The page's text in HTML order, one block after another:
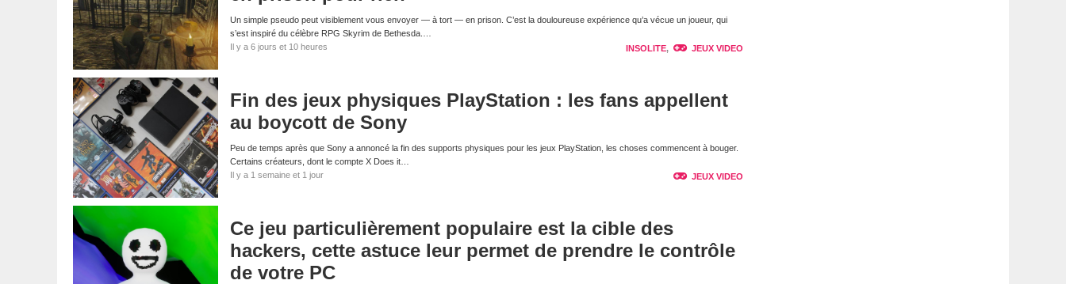
Un simple pseudo peut visiblement vous envoyer — à tort — en prison. C’est la douloureuse expérience qu’a vécue un joueur, qui
s’est inspiré du célèbre RPG Skyrim de Bethesda.…
Il y a 6 jours et 10 heures
INSOLITE, JEUX VIDEO
Fin des jeux physiques PlayStation : les fans appellent
au boycott de Sony
Peu de temps après que Sony a annoncé la fin des supports physiques pour les jeux PlayStation, les choses commencent à bouger.
Certains créateurs, dont le compte X Does it…
Il y a 1 semaine et 1 jour
JEUX VIDEO
Ce jeu particulièrement populaire est la cible des
hackers, cette astuce leur permet de prendre le contrôle
de votre PC